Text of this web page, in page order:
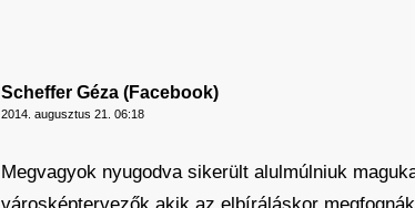
Scheffer Géza (Facebook)
2014. augusztus 21. 06:18
Megvagyok nyugodva sikerült alulmúlniuk